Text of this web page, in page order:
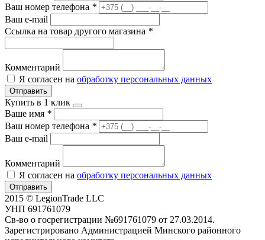
Ваш номер телефона *
Ваш e-mail
Ссылка на товар другого магазина *
Комментарий
Я согласен на обработку персональных данных
Отправить
Купить в 1 клик
Ваше имя *
Ваш номер телефона *
Ваш e-mail
Комментарий
Я согласен на обработку персональных данных
Отправить
2015 © LegionTrade LLC
УНП 691761079
Св-во о госрегистрации №691761079 от 27.03.2014.
Зарегистрировано Администрацией Минского районного